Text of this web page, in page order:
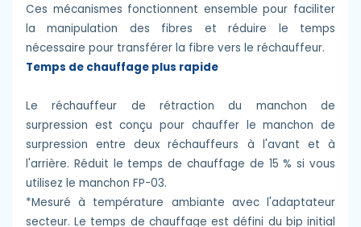
Ces mécanismes fonctionnent ensemble pour faciliter
la manipulation des fibres et réduire le temps
nécessaire pour transférer la fibre vers le réchauffeur.
Temps de chauffage plus rapide
Le réchauffeur de rétraction du manchon de
surpression est conçu pour chauffer le manchon de
surpression entre deux réchauffeurs à l'avant et à
l'arrière. Réduit le temps de chauffage de 15 % si vous
utilisez le manchon FP-03.
*Mesuré à température ambiante avec l'adaptateur
secteur. Le temps de chauffage est défini du bip initial